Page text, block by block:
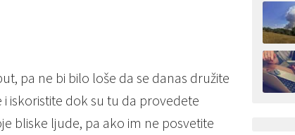
pa ne bi bilo loše da se danas družite
iskoristite dok su tu da provedete
bliske ljude, pa ako im ne posvetite